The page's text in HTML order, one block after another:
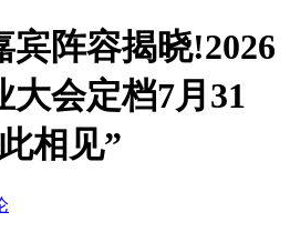
宾阵容揭晓!2026
大会定档7月31
相见”